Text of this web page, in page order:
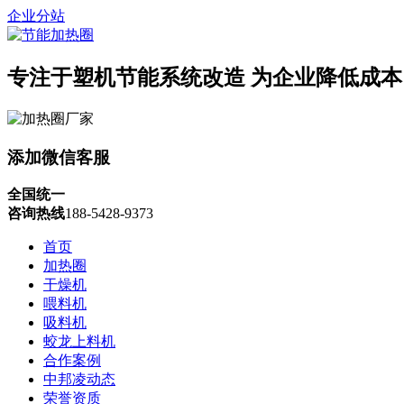
企业分站
专注于塑机节能系统改造 为企业降低成
添加微信客服
全国统一
咨询热线188-5428-9373
首页
加热圈
干燥机
喂料机
吸料机
蛟龙上料机
合作案例
中邦凌动态
荣誉资质